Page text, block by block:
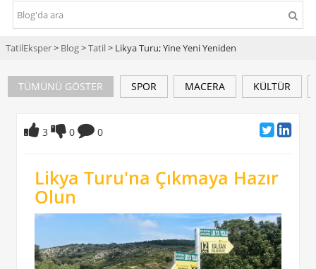
TatilEksper> Blog>Tatil> Likya Turu; Yine Yeni Yeniden
TÜMÜNÜ GÖSTER SPOR MACERA KÜLTÜR
3 0 0
Likya Turu'na Çıkmaya Hazır
Olun